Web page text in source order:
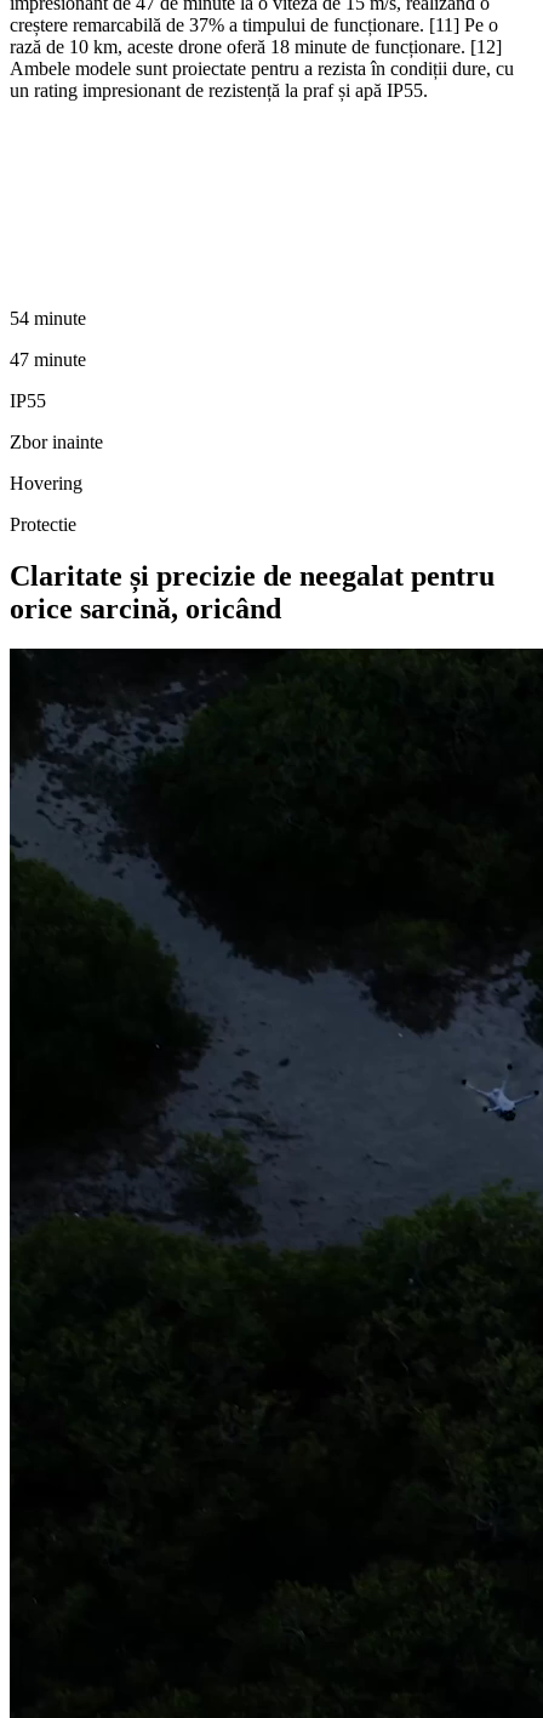
creștere remarcabilă de 37% a timpului de funcționare. [11] Pe o
rază de 10 km, aceste drone oferă 18 minute de funcționare. [12]
Ambele modele sunt proiectate pentru a rezista în condiții dure, cu
un rating impresionant de rezistență la praf și apă IP55.
54 minute
47 minute
IP55
Zbor inainte
Hovering
Protectie
Claritate și precizie de neegalat pentru
orice sarcină, oricând